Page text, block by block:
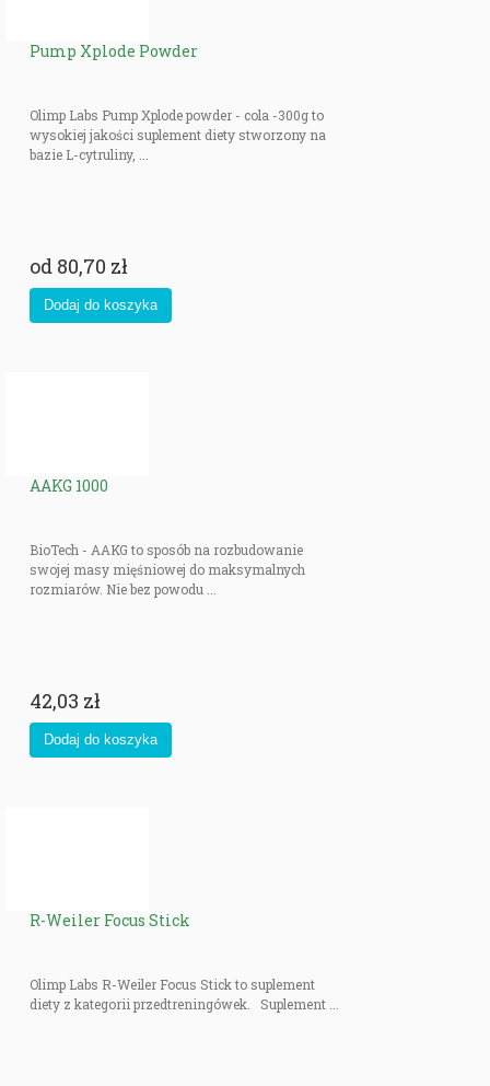
Pump Xplode Powder
Olimp Labs Pump Xplode powder - cola -300g to
wysokiej jakości suplement diety stworzony na
bazie L-cytruliny, ...
od 80,70 zł
AAKG 1000
BioTech - AAKG to sposób na rozbudowanie
swojej masy mięśniowej do maksymalnych
rozmiarów. Nie bez powodu ...
42,03 zł
R-Weiler Focus Stick
Olimp Labs R-Weiler Focus Stick to suplement
diety z kategorii przedtreningówek. Suplement ...